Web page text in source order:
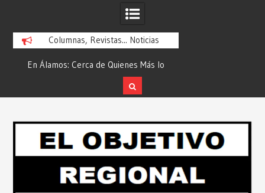
Columnas, Revistas... Noticias
En Álamos: Cerca de Quienes Más lo
Necesitan… Desde: Redacción “El
Objetivo Regional”.
ATTITUDE de “GANA
Regional”.